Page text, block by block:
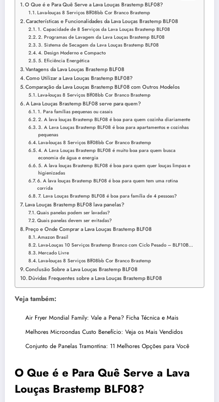
O Que é e Para Quê Serve a Lava Louças Brastemp BLF08?
Lava-louças 8 Serviços Blf08bb Cor Branco Brastemp
Características e Funcionalidades da Lava Louças Brastemp BLF08
1. Capacidade de 8 Serviços da Lava Louças Brastemp BLF08
2. Programas de Lavagem da Lava Louças Brastemp BLF08
3. Sistema de Secagem da Lava Louças Brastemp BLF08
4. Design Moderno e Compacto
5. Eficiência Energética
Vantagens da Lava Louças Brastemp BLF08
Como Utilizar a Lava Louças Brastemp BLF08?
Comparação da Lava Louças Brastemp BLF08 com Outros Modelos
Lava-louças 8 Serviços Blf08bb Cor Branco Brastemp
A Lava Louças Brastemp BLF08 serve para quem?
1. Para famílias pequenas ou casais
2. A lava louças Brastemp BLF08 é boa para quem cozinha diariamente
3. A Lava Louças Brastemp BLF08 é boa para apartamentos e cozinhas
pequenas
Lava-louças 8 Serviços Blf08bb Cor Branco Brastemp
4. A Lava Louças Brastemp BLF08 é muito boa para quem busca
economia de água e energia
5. A lava louças Brastemp BLF08 é boa para quem quer louças limpas e
higienizadas
6. A lava louças Brastemp BLF08 é boa para quem tem uma rotina
corrida
7. Lava Louças Brastemp BLF08 é boa para família de 4 pessoas?
Lava Louças Brastemp BLF08 lava panelas?
Quais panelas podem ser lavadas?
Quais panelas devem ser evitadas?
Preço e Onde Comprar a Lava Louças Brastemp BLF08
Amazon Brasil
Lava-Louças 10 Serviços Brastemp Branco com Ciclo Pesado – BLF10B…
Mercado Livre
Lava-louças 8 Serviços Blf08bb Cor Branco Brastemp
Conclusão Sobre a Lava Louças Brastemp BLF08
Dúvidas Frequentes sobre a Lava Louças Brastemp BLF08
Veja também:
Air Fryer Mondial Family: Vale a Pena? Ficha Técnica e Mais
Melhores Microondas Custo Benefício: Veja os Mais Vendidos
Conjunto de Panelas Tramontina: 11 Melhores Opções para Você
O Que é e Para Quê Serve a Lava
Louças Brastemp BLF08?